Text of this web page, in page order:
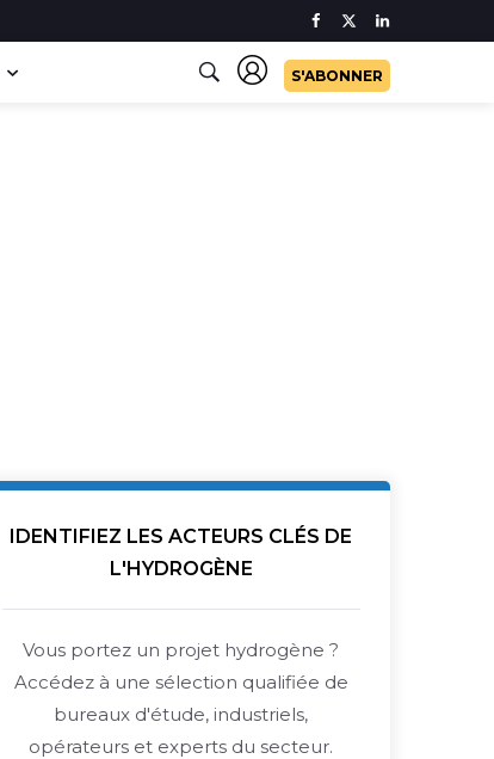
S'ABONNER
IDENTIFIEZ LES ACTEURS CLÉS DE
L'HYDROGÈNE
Vous portez un projet hydrogène ?
Accédez à une sélection qualifiée de
bureaux d'étude, industriels,
opérateurs et experts du secteur.